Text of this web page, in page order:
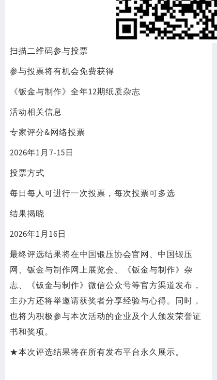
扫描二维码参与投票
参与投票将有机会免费获得
《钣金与制作》全年12期纸质杂志
活动相关信息
专家评分&网络投票
2026年1月7-15日
投票方式
每日每人可进行一次投票，每次投票可多选
结果揭晓
2026年1月16日
最终评选结果将在中国锻压协会官网、中国锻压
网、钣金与制作网上展览会、《钣金与制作》杂
志、《钣金与制作》微信公众号等官方渠道发布，
主办方还将举邀请获奖者分享经验与心得。同时，
也将为积极参与本次活动的企业及个人颁发荣誉证
书和奖项。
★本次评选结果将在所有发布平台永久展示。